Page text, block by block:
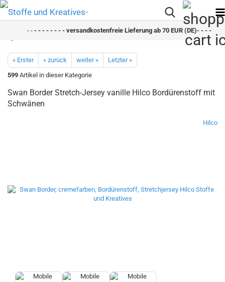
- - - - - - - - versandkostenfreie Lieferung ab 70 EUR (DE)- - - - - - -
« Erster « zurück weiter »
Letzter »
599 Artikel in dieser Kategorie
Swan Border Stretch-Jersey vanille Hilco Bordürenstoff mit
Schwänen
Hilco